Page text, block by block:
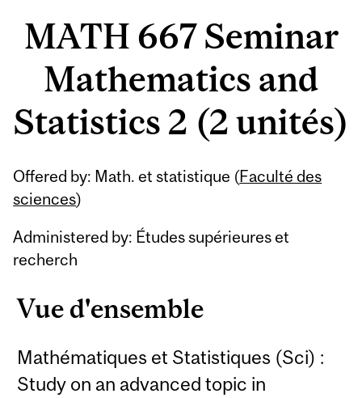
MATH 667 Seminar
Mathematics and
Statistics 2 (2 unités)
Offered by: Math. et statistique (Faculté des
sciences)
Administered by: Études supérieures et
recherch
Vue d'ensemble
Mathématiques et Statistiques (Sci) :
Study on an advanced topic in
Related
Content